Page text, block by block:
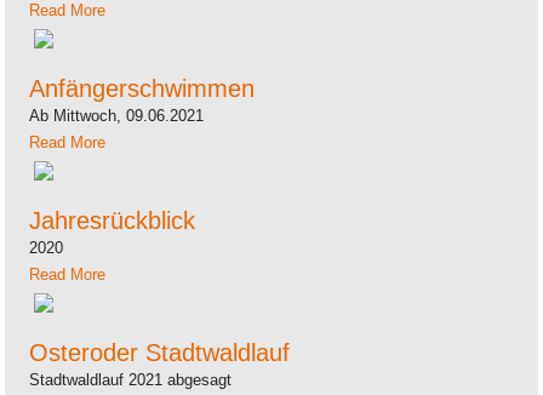
Read More
Anfängerschwimmen
Ab Mittwoch, 09.06.2021
Read More
Jahresrückblick
2020
Read More
Osteroder Stadtwaldlauf
Stadtwaldlauf 2021 abgesagt